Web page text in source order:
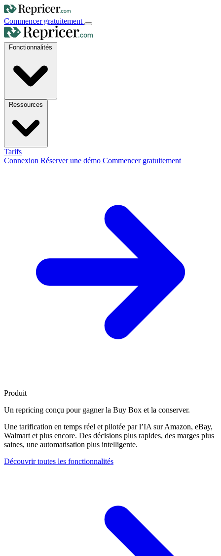
Commencer gratuitement
Tarifs
Connexion Réserver une démo Commencer gratuitement
Produit
Un repricing conçu pour gagner la Buy Box et la conserver.
Une tarification en temps réel et pilotée par l’IA sur Amazon, eBay,
Walmart et plus encore. Des décisions plus rapides, des marges plus
saines, une automatisation plus intelligente.
Découvrir toutes les fonctionnalités